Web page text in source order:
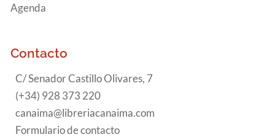
Agenda
Contacto
C/ Senador Castillo Olivares, 7
(+34) 928 373 220
canaima@libreriacanaima.com
Formulario de contacto